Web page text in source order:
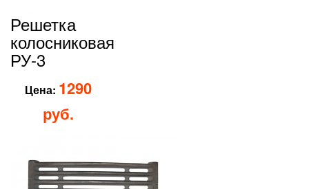
Решетка
колосниковая
РУ-3
Цена: 1290
руб.